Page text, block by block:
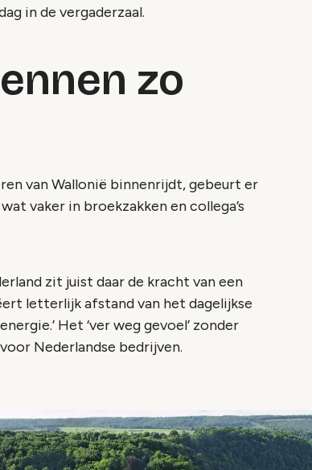
in de vergaderzaal.
zo
van Wallonië binnenrijdt, gebeurt er
vaker in broekzakken en collega’s
zit juist daar de kracht van een
letterlijk afstand van het dagelijkse
Het ‘ver weg gevoel’ zonder
Nederlandse bedrijven.